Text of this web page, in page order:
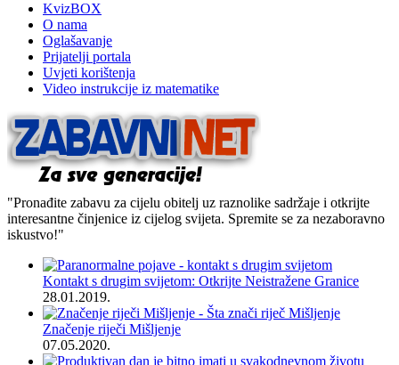
KvizBOX
O nama
Oglašavanje
Prijatelji portala
Uvjeti korištenja
Video instrukcije iz matematike
"Pronađite zabavu za cijelu obitelj uz raznolike sadržaje i otkrijte
interesantne činjenice iz cijelog svijeta. Spremite se za nezaboravno
iskustvo!"
Kontakt s drugim svijetom: Otkrijte Neistražene Granice
28.01.2019.
Značenje riječi Mišljenje
07.05.2020.